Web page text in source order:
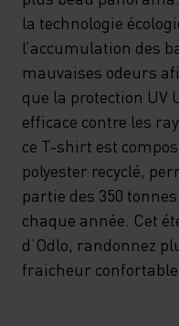
la technologie
l’accumulation des
mauvaises odeurs
que la protection UV
efficace contre les
ce T-shirt est
polyester recyclé,
partie des 350
chaque année. Cet
d’Odlo, randonnez
fraicheur confortable.